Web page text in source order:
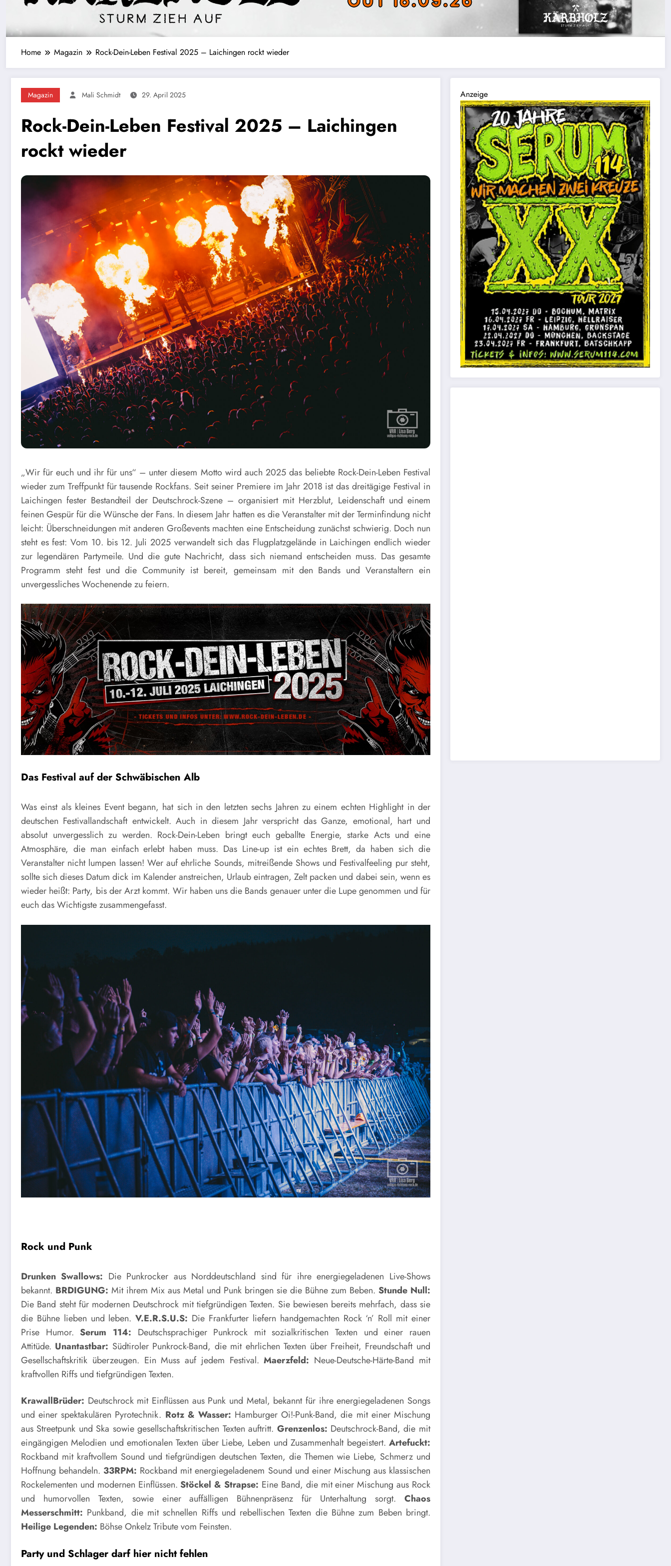
Home Magazin Rock-Dein-Leben Festival 2025 – Laichingen rockt wieder
Magazin Mali Schmidt 29. April 2025
Rock-Dein-Leben Festival 2025 – Laichingen
rockt wieder
„Wir für euch und ihr für uns“ – unter diesem Motto wird auch 2025 das beliebte Rock-Dein-Leben Festival
wieder zum Treffpunkt für tausende Rockfans. Seit seiner Premiere im Jahr 2018 ist das dreitägige Festival in
Laichingen fester Bestandteil der Deutschrock-Szene – organisiert mit Herzblut, Leidenschaft und einem
feinen Gespür für die Wünsche der Fans. In diesem Jahr hatten es die Veranstalter mit der Terminfindung nicht
leicht: Überschneidungen mit anderen Großevents machten eine Entscheidung zunächst schwierig. Doch nun
steht es fest: Vom 10. bis 12. Juli 2025 verwandelt sich das Flugplatzgelände in Laichingen endlich wieder
zur legendären Partymeile. Und die gute Nachricht, dass sich niemand entscheiden muss. Das gesamte
Programm steht fest und die Community ist bereit, gemeinsam mit den Bands und Veranstaltern ein
unvergessliches Wochenende zu feiern.
Das Festival auf der Schwäbischen Alb
Was einst als kleines Event begann, hat sich in den letzten sechs Jahren zu einem echten Highlight in der
deutschen Festivallandschaft entwickelt. Auch in diesem Jahr verspricht das Ganze, emotional, hart und
absolut unvergesslich zu werden. Rock-Dein-Leben bringt euch geballte Energie, starke Acts und eine
Atmosphäre, die man einfach erlebt haben muss. Das Line-up ist ein echtes Brett, da haben sich die
Veranstalter nicht lumpen lassen! Wer auf ehrliche Sounds, mitreißende Shows und Festivalfeeling pur steht,
sollte sich dieses Datum dick im Kalender anstreichen, Urlaub eintragen, Zelt packen und dabei sein, wenn es
wieder heißt: Party, bis der Arzt kommt. Wir haben uns die Bands genauer unter die Lupe genommen und für
euch das Wichtigste zusammengefasst.
Rock und Punk
Drunken Swallows: Die Punkrocker aus Norddeutschland sind für ihre energiegeladenen Live-Shows
bekannt. BRDIGUNG: Mit ihrem Mix aus Metal und Punk bringen sie die Bühne zum Beben. Stunde Null:
Die Band steht für modernen Deutschrock mit tiefgründigen Texten. Sie bewiesen bereits mehrfach, dass sie
die Bühne lieben und leben.V.E.R.S.U.S: Die Frankfurter liefern handgemachten Rock ‘n’ Roll mit einer
Prise Humor.Serum 114: Deutschsprachiger Punkrock mit sozialkritischen Texten und einer rauen
Attitüde. Unantastbar: Südtiroler Punkrock-Band, die mit ehrlichen Texten über Freiheit, Freundschaft und
Gesellschaftskritik überzeugen. Ein Muss auf jedem Festival.Maerzfeld: Neue-Deutsche-Härte-Band mit
kraftvollen Riffs und tiefgründigen Texten.
KrawallBrüder: Deutschrock mit Einflüssen aus Punk und Metal, bekannt für ihre energiegeladenen Songs
und einer spektakulären Pyrotechnik. Rotz & Wasser: Hamburger Oi!-Punk-Band, die mit einer Mischung
aus Streetpunk und Ska sowie gesellschaftskritischen Texten auftritt. Grenzenlos: Deutschrock-Band, die mit
eingängigen Melodien und emotionalen Texten über Liebe, Leben und Zusammenhalt begeistert. Artefuckt:
Rockband mit kraftvollem Sound und tiefgründigen deutschen Texten, die Themen wie Liebe, Schmerz und
Hoffnung behandeln. 33RPM: Rockband mit energiegeladenem Sound und einer Mischung aus klassischen
Rockelementen und modernen Einflüssen.Stöckel & Strapse: Eine Band, die mit einer Mischung aus Rock
und humorvollen Texten, sowie einer auffälligen Bühnenpräsenz für Unterhaltung sorgt. Chaos
Messerschmitt: Punkband, die mit schnellen Riffs und rebellischen Texten die Bühne zum Beben bringt.
Heilige Legenden: Böhse Onkelz Tribute vom Feinsten.
Party und Schlager darf hier nicht fehlen
Anzeige